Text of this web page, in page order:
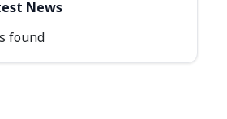
News
found